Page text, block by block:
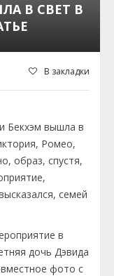
В СВЕТ В
В закладки
в
дочь Дэвида
фото с